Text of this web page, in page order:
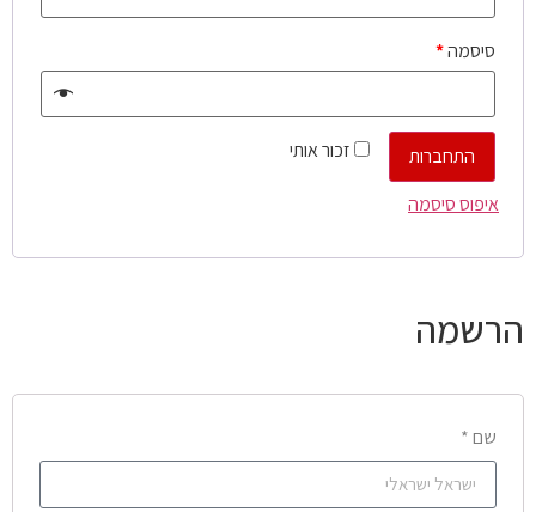
סיסמה*
זכור אותי
התחברות
איפוס סיסמה
הרשמה
שם *